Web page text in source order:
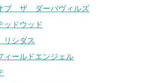
ブ ザ ダーバヴィルズ
ッドウッド
シダス
ィールドエンジェル